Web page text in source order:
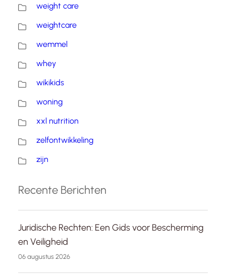
weight care
weightcare
wemmel
whey
wikikids
woning
xxl nutrition
zelfontwikkeling
zijn
Recente Berichten
Juridische Rechten: Een Gids voor Bescherming
en Veiligheid
06 augustus 2026